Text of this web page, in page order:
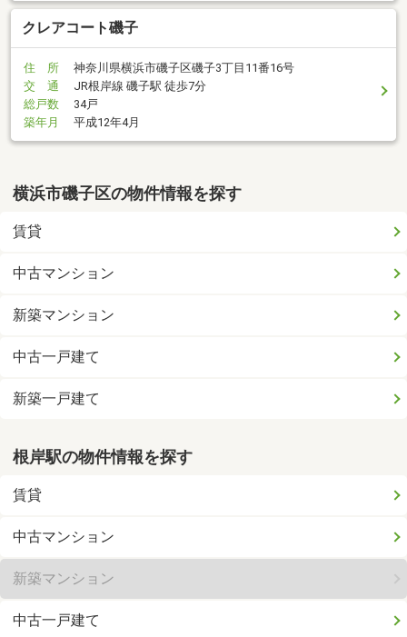
クレアコート磯子
住 所
神奈川県横浜市磯子区磯子3丁目11番16号
交 通
JR根岸線 磯子駅 徒歩7分
総戸数
34戸
築年月
平成12年4月
横浜市磯子区の物件情報を探す
賃貸
中古マンション
新築マンション
中古一戸建て
新築一戸建て
根岸駅の物件情報を探す
賃貸
中古マンション
新築マンション
中古一戸建て